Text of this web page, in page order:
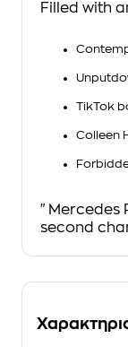
Filled with
TikTok
Colleen
"Mercedes
second